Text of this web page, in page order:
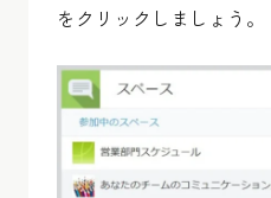
をクリックしましょう。